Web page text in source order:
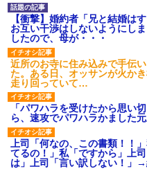
【衝撃】婚約者「兄と結婚は
お互い干渉はしないようにし
したので、母が・・・
近所のお寺に住み込みで手伝
た。ある日、オッサンが火か
走り回っていて…
「パワハラを受けたから思い
ら、速攻でパワハラかました
上司「何なの、この書類！！
てるの！」私「ですから」上
は」上司「言い訳しない！」